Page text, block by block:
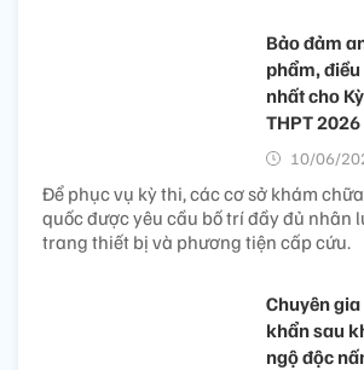
Bảo đảm
phẩm,
nhất cho
THPT 2026
10/06/
Để phục vụ kỳ thi, các cơ sở khám
quốc được yêu cầu bố trí đầy đủ nhân
trang thiết bị và phương tiện cấp cứu.
Chuyên
khẩn sau
ngộ độc